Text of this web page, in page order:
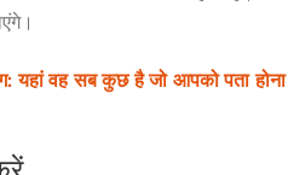
यहां वह सब कुछ है जो आपको पता होना